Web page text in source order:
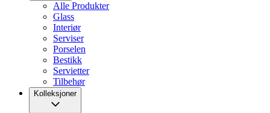
Alle Produkter
Glass
Interiør
Serviser
Porselen
Bestikk
Servietter
Tilbehør
Kolleksjoner